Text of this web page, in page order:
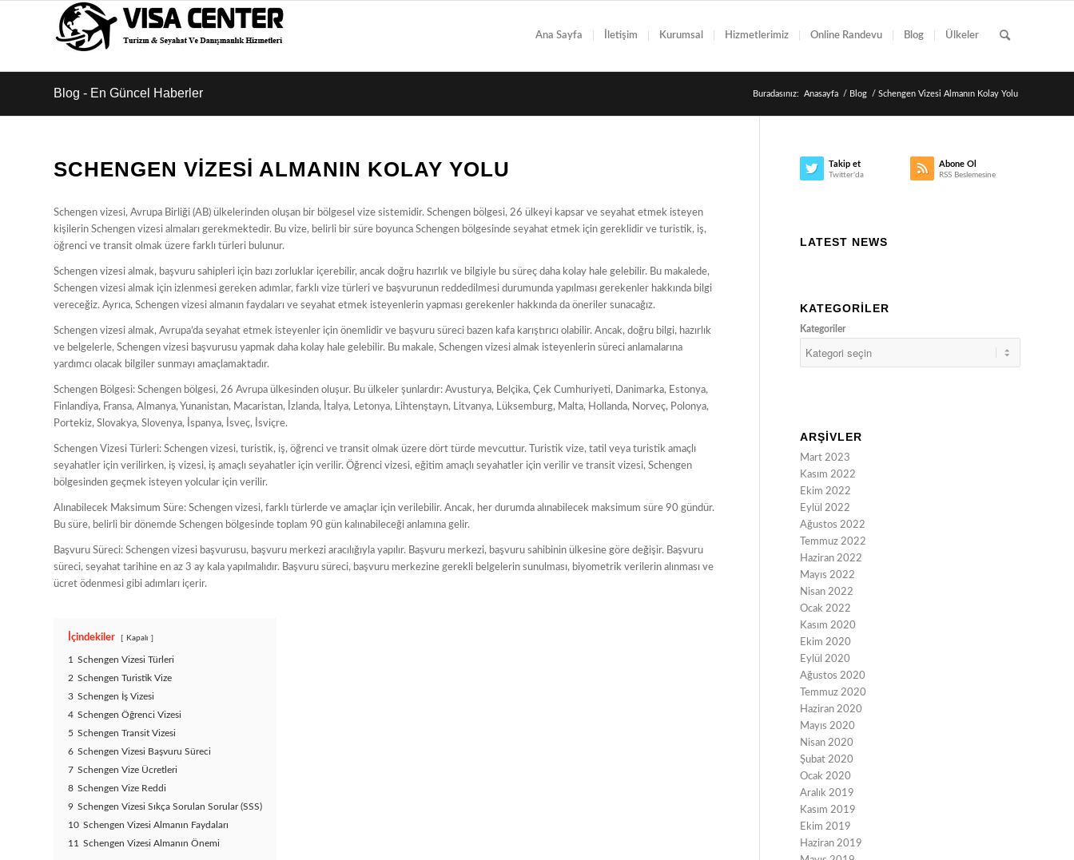
Ana Sayfa İletişim Kurumsal Hizmetlerimiz Online Randevu Blog Ülkeler
Blog - En Güncel Haberler Buradasınız: Anasayfa / Blog / Schengen Vizesi Almanın Kolay Yolu
SCHENGEN VIZESI ALMANIN KOLAY YOLU
Schengen vizesi, Avrupa Birliği (AB) ülkelerinden oluşan bir bölgesel vize sistemidir. Schengen bölgesi, 26 ülkeyi kapsar ve seyahat etmek isteyen
kişilerin Schengen vizesi almaları gerekmektedir. Bu vize, belirli bir süre boyunca Schengen bölgesinde seyahat etmek için gereklidir ve turistik, iş,
öğrenci ve transit olmak üzere farklı türleri bulunur.
Schengen vizesi almak, başvuru sahipleri için bazı zorluklar içerebilir, ancak doğru hazırlık ve bilgiyle bu süreç daha kolay hale gelebilir. Bu makalede,
Schengen vizesi almak için izlenmesi gereken adımlar, farklı vize türleri ve başvurunun reddedilmesi durumunda yapılması gerekenler hakkında bilgi
vereceğiz. Ayrıca, Schengen vizesi almanın faydaları ve seyahat etmek isteyenlerin yapması gerekenler hakkında da öneriler sunacağız.
Schengen vizesi almak, Avrupa’da seyahat etmek isteyenler için önemlidir ve başvuru süreci bazen kafa karıştırıcı olabilir. Ancak, doğru bilgi, hazırlık
ve belgelerle, Schengen vizesi başvurusu yapmak daha kolay hale gelebilir. Bu makale, Schengen vizesi almak isteyenlerin süreci anlamalarına
yardımcı olacak bilgiler sunmayı amaçlamaktadır.
Schengen Bölgesi: Schengen bölgesi, 26 Avrupa ülkesinden oluşur. Bu ülkeler şunlardır: Avusturya, Belçika, Çek Cumhuriyeti, Danimarka, Estonya,
Finlandiya, Fransa, Almanya, Yunanistan, Macaristan, İzlanda, İtalya, Letonya, Lihtenştayn, Litvanya, Lüksemburg, Malta, Hollanda, Norveç, Polonya,
Portekiz, Slovakya, Slovenya, İspanya, İsveç, İsviçre.
Schengen Vizesi Türleri: Schengen vizesi, turistik, iş, öğrenci ve transit olmak üzere dört türde mevcuttur. Turistik vize, tatil veya turistik amaçlı
seyahatler için verilirken, iş vizesi, iş amaçlı seyahatler için verilir. Öğrenci vizesi, eğitim amaçlı seyahatler için verilir ve transit vizesi, Schengen
bölgesinden geçmek isteyen yolcular için verilir.
Alınabilecek Maksimum Süre: Schengen vizesi, farklı türlerde ve amaçlar için verilebilir. Ancak, her durumda alınabilecek maksimum süre 90 gündür.
Bu süre, belirli bir dönemde Schengen bölgesinde toplam 90 gün kalınabileceği anlamına gelir.
Başvuru Süreci: Schengen vizesi başvurusu, başvuru merkezi aracılığıyla yapılır. Başvuru merkezi, başvuru sahibinin ülkesine göre değişir. Başvuru
süreci, seyahat tarihine en az 3 ay kala yapılmalıdır. Başvuru süreci, başvuru merkezine gerekli belgelerin sunulması, biyometrik verilerin alınması ve
ücret ödenmesi gibi adımları içerir.
İçindekiler Kapalı
1 Schengen Vizesi Türleri
2 Schengen Turistik Vize
3 Schengen İş Vizesi
4 Schengen Öğrenci Vizesi
5 Schengen Transit Vizesi
6 Schengen Vizesi Başvuru Süreci
7 Schengen Vize Ücretleri
8 Schengen Vize Reddi
9 Schengen Vizesi Sıkça Sorulan Sorular (SSS)
10 Schengen Vizesi Almanın Faydaları
11 Schengen Vizesi Almanın Önemi
Takip et
Twitter'da
Abone Ol
RSS Beslemesine
LATEST NEWS
KATEGORILER
Kategoriler
ARŞIVLER
Mart 2023
Kasım 2022
Ekim 2022
Eylül 2022
Ağustos 2022
Temmuz 2022
Haziran 2022
Mayıs 2022
Nisan 2022
Ocak 2022
Kasım 2020
Ekim 2020
Eylül 2020
Ağustos 2020
Temmuz 2020
Haziran 2020
Mayıs 2020
Nisan 2020
Şubat 2020
Ocak 2020
Aralık 2019
Kasım 2019
Ekim 2019
Haziran 2019